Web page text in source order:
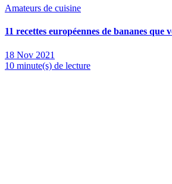
Amateurs de cuisine
11 recettes européennes de bananes que
18 Nov 2021
10 minute(s) de lecture